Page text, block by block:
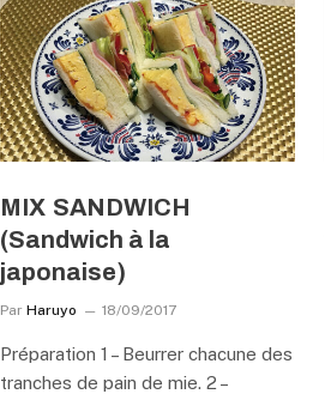
MIX SANDWICH
(Sandwich à la
japonaise)
Par Haruyo 18/09/2017
Préparation 1 – Beurrer chacune des
tranches de pain de mie. 2 –